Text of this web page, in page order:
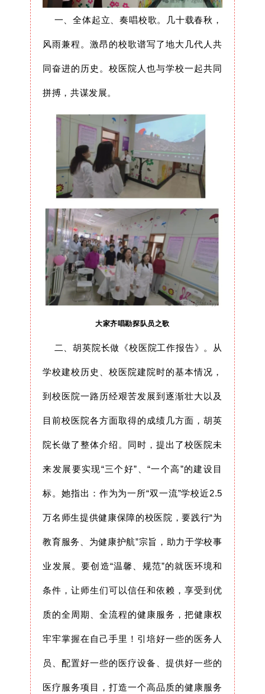
一、全体起立、奏唱校歌。几十载春秋，
风雨兼程。激昂的校歌谱写了地大几代人共
同奋进的历史。校医院人也与学校一起共同
拼搏，共谋发展。
大家齐唱勘探队员之歌
二、胡英院长做《校医院工作报告》。从
学校建校历史、校医院建院时的基本情况，
到校医院一路历经艰苦发展到逐渐壮大以及
目前校医院各方面取得的成绩几方面，胡英
院长做了整体介绍。同时，提出了校医院未
来发展要实现“三个好” 、“一个高”的建设目
标。她指出：作为为一所“双一流”学校近2.5
万名师生提供健康保障的校医院，要践行“为
教育服务、为健康护航”宗旨，助力于学校事
业发展。要创造“温馨、规范”的就医环境和
条件，让师生们可以信任和依赖，享受到优
质的全周期、全流程的健康服务，把健康权
牢牢掌握在自己手里！ 引培好一些的医务人
员、配置好一些的医疗设备、提供好一些的
医疗服务项目，打造一个高品质的健康服务